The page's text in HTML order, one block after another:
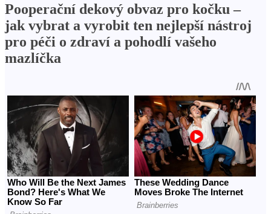
Pooperační dekový obvaz pro kočku –
jak vybrat a vyrobit ten nejlepší nástroj
pro péči o zdraví a pohodlí vašeho
mazlíčka